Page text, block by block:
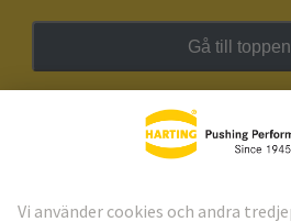
Gå till toppen
HARTING:s nyhetsbrev